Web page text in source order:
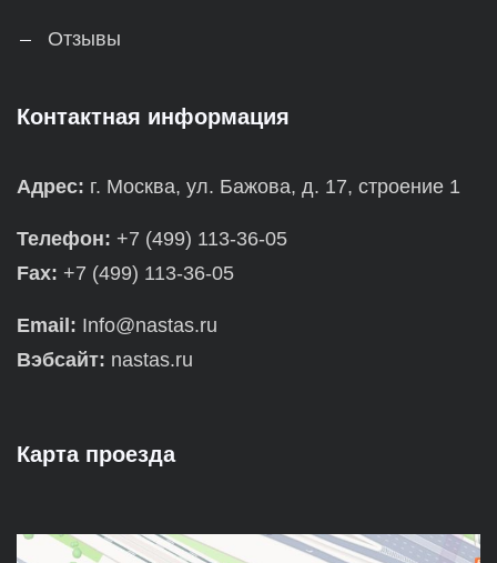
Отзывы
Контактная информация
Адрес: г. Москва, ул. Бажова, д. 17, строение 1
Телефон: +7 (499) 113-36-05
Fax: +7 (499) 113-36-05
Email: Info@nastas.ru
Вэбсайт: nastas.ru
Карта проезда